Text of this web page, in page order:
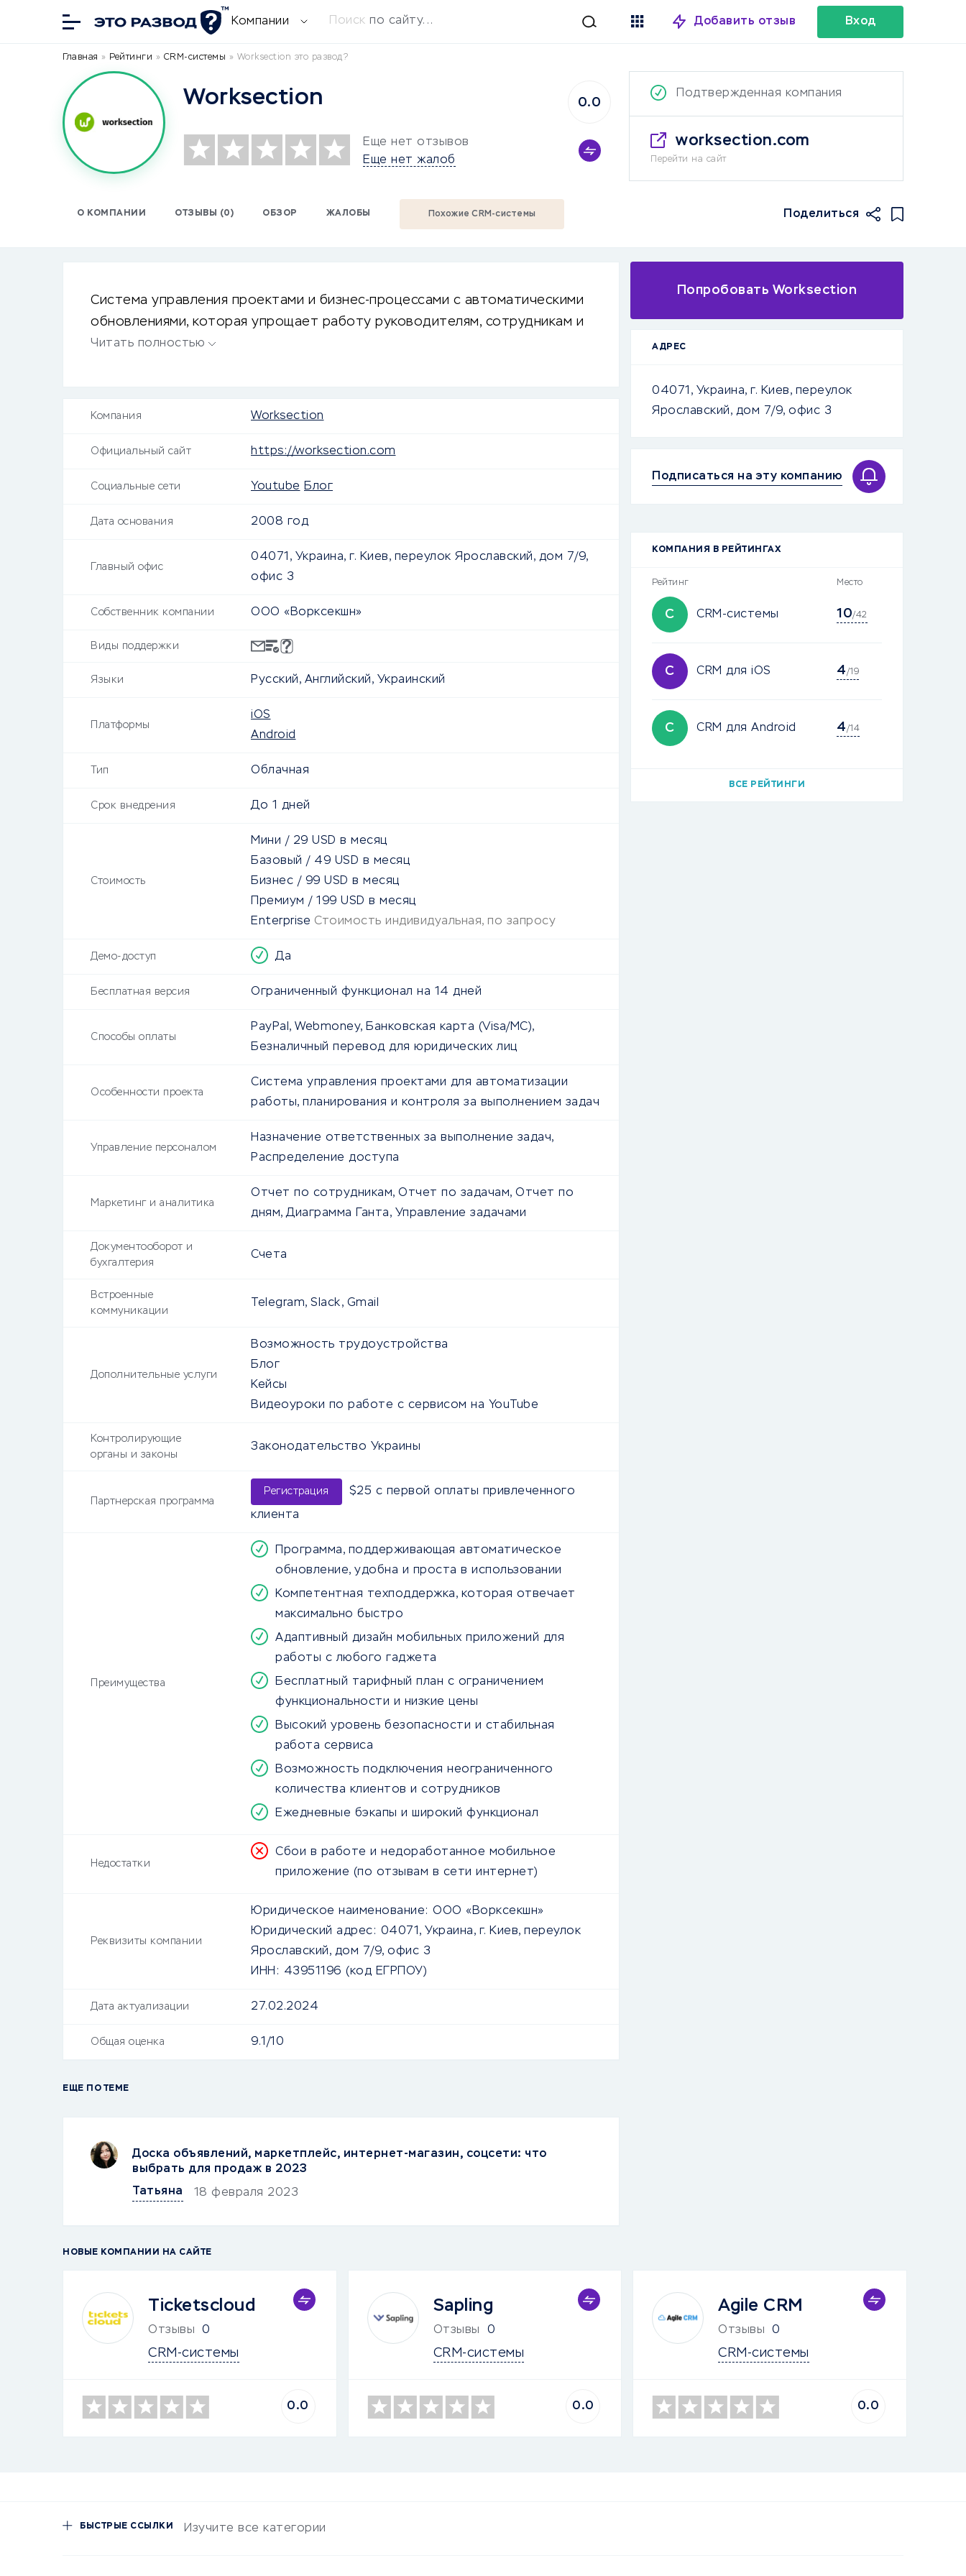
Компании Поиск по сайту... Добавить отзыв Вход
Главная » Рейтинги » CRM-системы » Worksection это развод?
Worksection
Еще нет отзывов
Еще нет жалоб
0.0
Подтвержденная компания
worksection.com
Перейти на сайт
О КОМПАНИИ ОТЗЫВЫ (0) ОБЗОР ЖАЛОБЫ Похожие CRM-системы Поделиться
Система управления проектами и бизнес-процессами с автоматическими
обновлениями, которая упрощает работу руководителям, сотрудникам и
клиентам.
Читать полностью
Компания Worksection
Официальный сайт https://worksection.com
Социальные сети Youtube Блог
Дата основания 2008 год
Главный офис
04071, Украина, г. Киев, переулок Ярославский, дом 7/9,
офис 3
Собственник компании ООО «Ворксекшн»
Виды поддержки
Языки Русский, Английский, Украинский
Платформы
iOS
Android
Тип Облачная
Срок внедрения До 1 дней
Стоимость
Мини / 29 USD в месяц
Базовый / 49 USD в месяц
Бизнес / 99 USD в месяц
Премиум / 199 USD в месяц
Enterprise Стоимость индивидуальная, по запросу
Демо-доступ Да
Бесплатная версия Ограниченный функционал на 14 дней
Способы оплаты
PayPal, Webmoney, Банковская карта (Visa/MC),
Безналичный перевод для юридических лиц
Особенности проекта
Система управления проектами для автоматизации
работы, планирования и контроля за выполнением задач
Управление персоналом
Назначение ответственных за выполнение задач,
Распределение доступа
Маркетинг и аналитика
Отчет по сотрудникам, Отчет по задачам, Отчет по
дням, Диаграмма Ганта, Управление задачами
Документооборот и
бухгалтерия
Счета
Встроенные
коммуникации
Telegram, Slack, Gmail
Дополнительные услуги
Возможность трудоустройства
Блог
Кейсы
Видеоуроки по работе с сервисом на YouTube
Контролирующие
органы и законы
Законодательство Украины
Партнерская программа
Регистрация $25 с первой оплаты привлеченного
клиента
Преимущества
Программа, поддерживающая автоматическое
обновление, удобна и проста в использовании
Компетентная техподдержка, которая отвечает
максимально быстро
Адаптивный дизайн мобильных приложений для
работы с любого гаджета
Бесплатный тарифный план с ограничением
функциональности и низкие цены
Высокий уровень безопасности и стабильная
работа сервиса
Возможность подключения неограниченного
количества клиентов и сотрудников
Ежедневные бэкапы и широкий функционал
Недостатки
Сбои в работе и недоработанное мобильное
приложение (по отзывам в сети интернет)
Реквизиты компании
Юридическое наименование: ООО «Ворксекшн»
Юридический адрес: 04071, Украина, г. Киев, переулок
Ярославский, дом 7/9, офис 3
ИНН: 43951196 (код ЕГРПОУ)
Дата актуализации 27.02.2024
Общая оценка 9.1/10
ЕЩЕ ПО ТЕМЕ
Доска объявлений, маркетплейс, интернет-магазин, соцсети: что
выбрать для продаж в 2023
Татьяна
18 февраля 2023
Попробовать Worksection
АДРЕС
04071, Украина, г. Киев, переулок
Ярославский, дом 7/9, офис 3
Подписаться на эту компанию
КОМПАНИЯ В РЕЙТИНГАХ
Рейтинг Место
C CRM-системы 10/42
C CRM для iOS 4/19
C CRM для Android 4/14
ВСЕ РЕЙТИНГИ
НОВЫЕ КОМПАНИИ НА САЙТЕ
Ticketscloud
Отзывы 0
CRM-системы
0.0
Sapling
Отзывы 0
CRM-системы
0.0
Agile CRM
Отзывы 0
CRM-системы
0.0
БЫСТРЫЕ ССЫЛКИ Изучите все категории